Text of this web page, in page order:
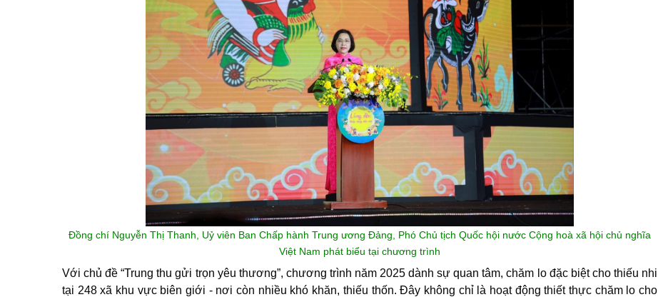
Đồng chí Nguyễn Thị Thanh, Uỷ viên Ban Chấp hành Trung ương Đảng, Phó Chủ tịch Quốc hội nước Cộng hoà xã hội chủ nghĩa
Việt Nam phát biểu tại chương trình
Với chủ đề “Trung thu gửi trọn yêu thương”, chương trình năm 2025 dành sự quan tâm, chăm lo đặc biệt cho thiếu nhi
tại 248 xã khu vực biên giới - nơi còn nhiều khó khăn, thiếu thốn. Đây không chỉ là hoạt động thiết thực chăm lo cho